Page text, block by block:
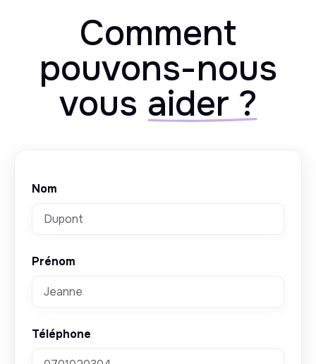
Comment
pouvons-nous
vous aider ?
Nom
Prénom
Téléphone